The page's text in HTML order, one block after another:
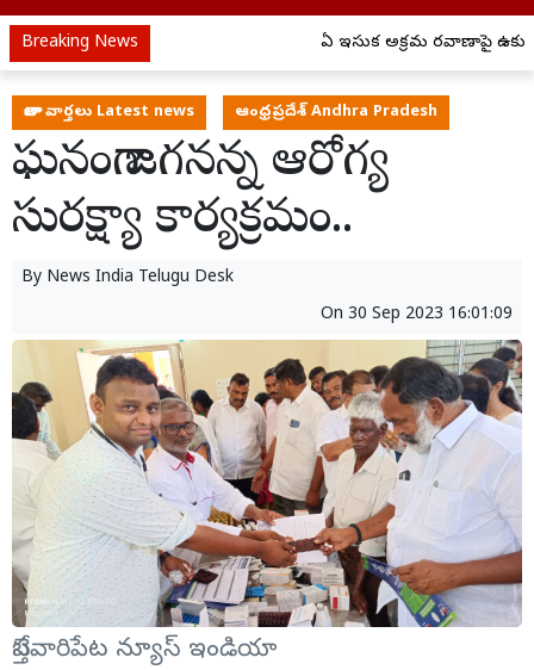
Breaking News ఏపీ ఇసుక అక్రమ రవాణాపై
తాజా వార్తలు Latest news ఆంధ్రప్రదేశ్ Andhra Pradesh
ఘనంగా జగనన్న ఆరోగ్య
సురక్ష్యా కార్యక్రమం..
By News India Telugu Desk
On 30 Sep 2023 16:01:09
బేస్తవారిపేట న్యూస్ ఇండియా